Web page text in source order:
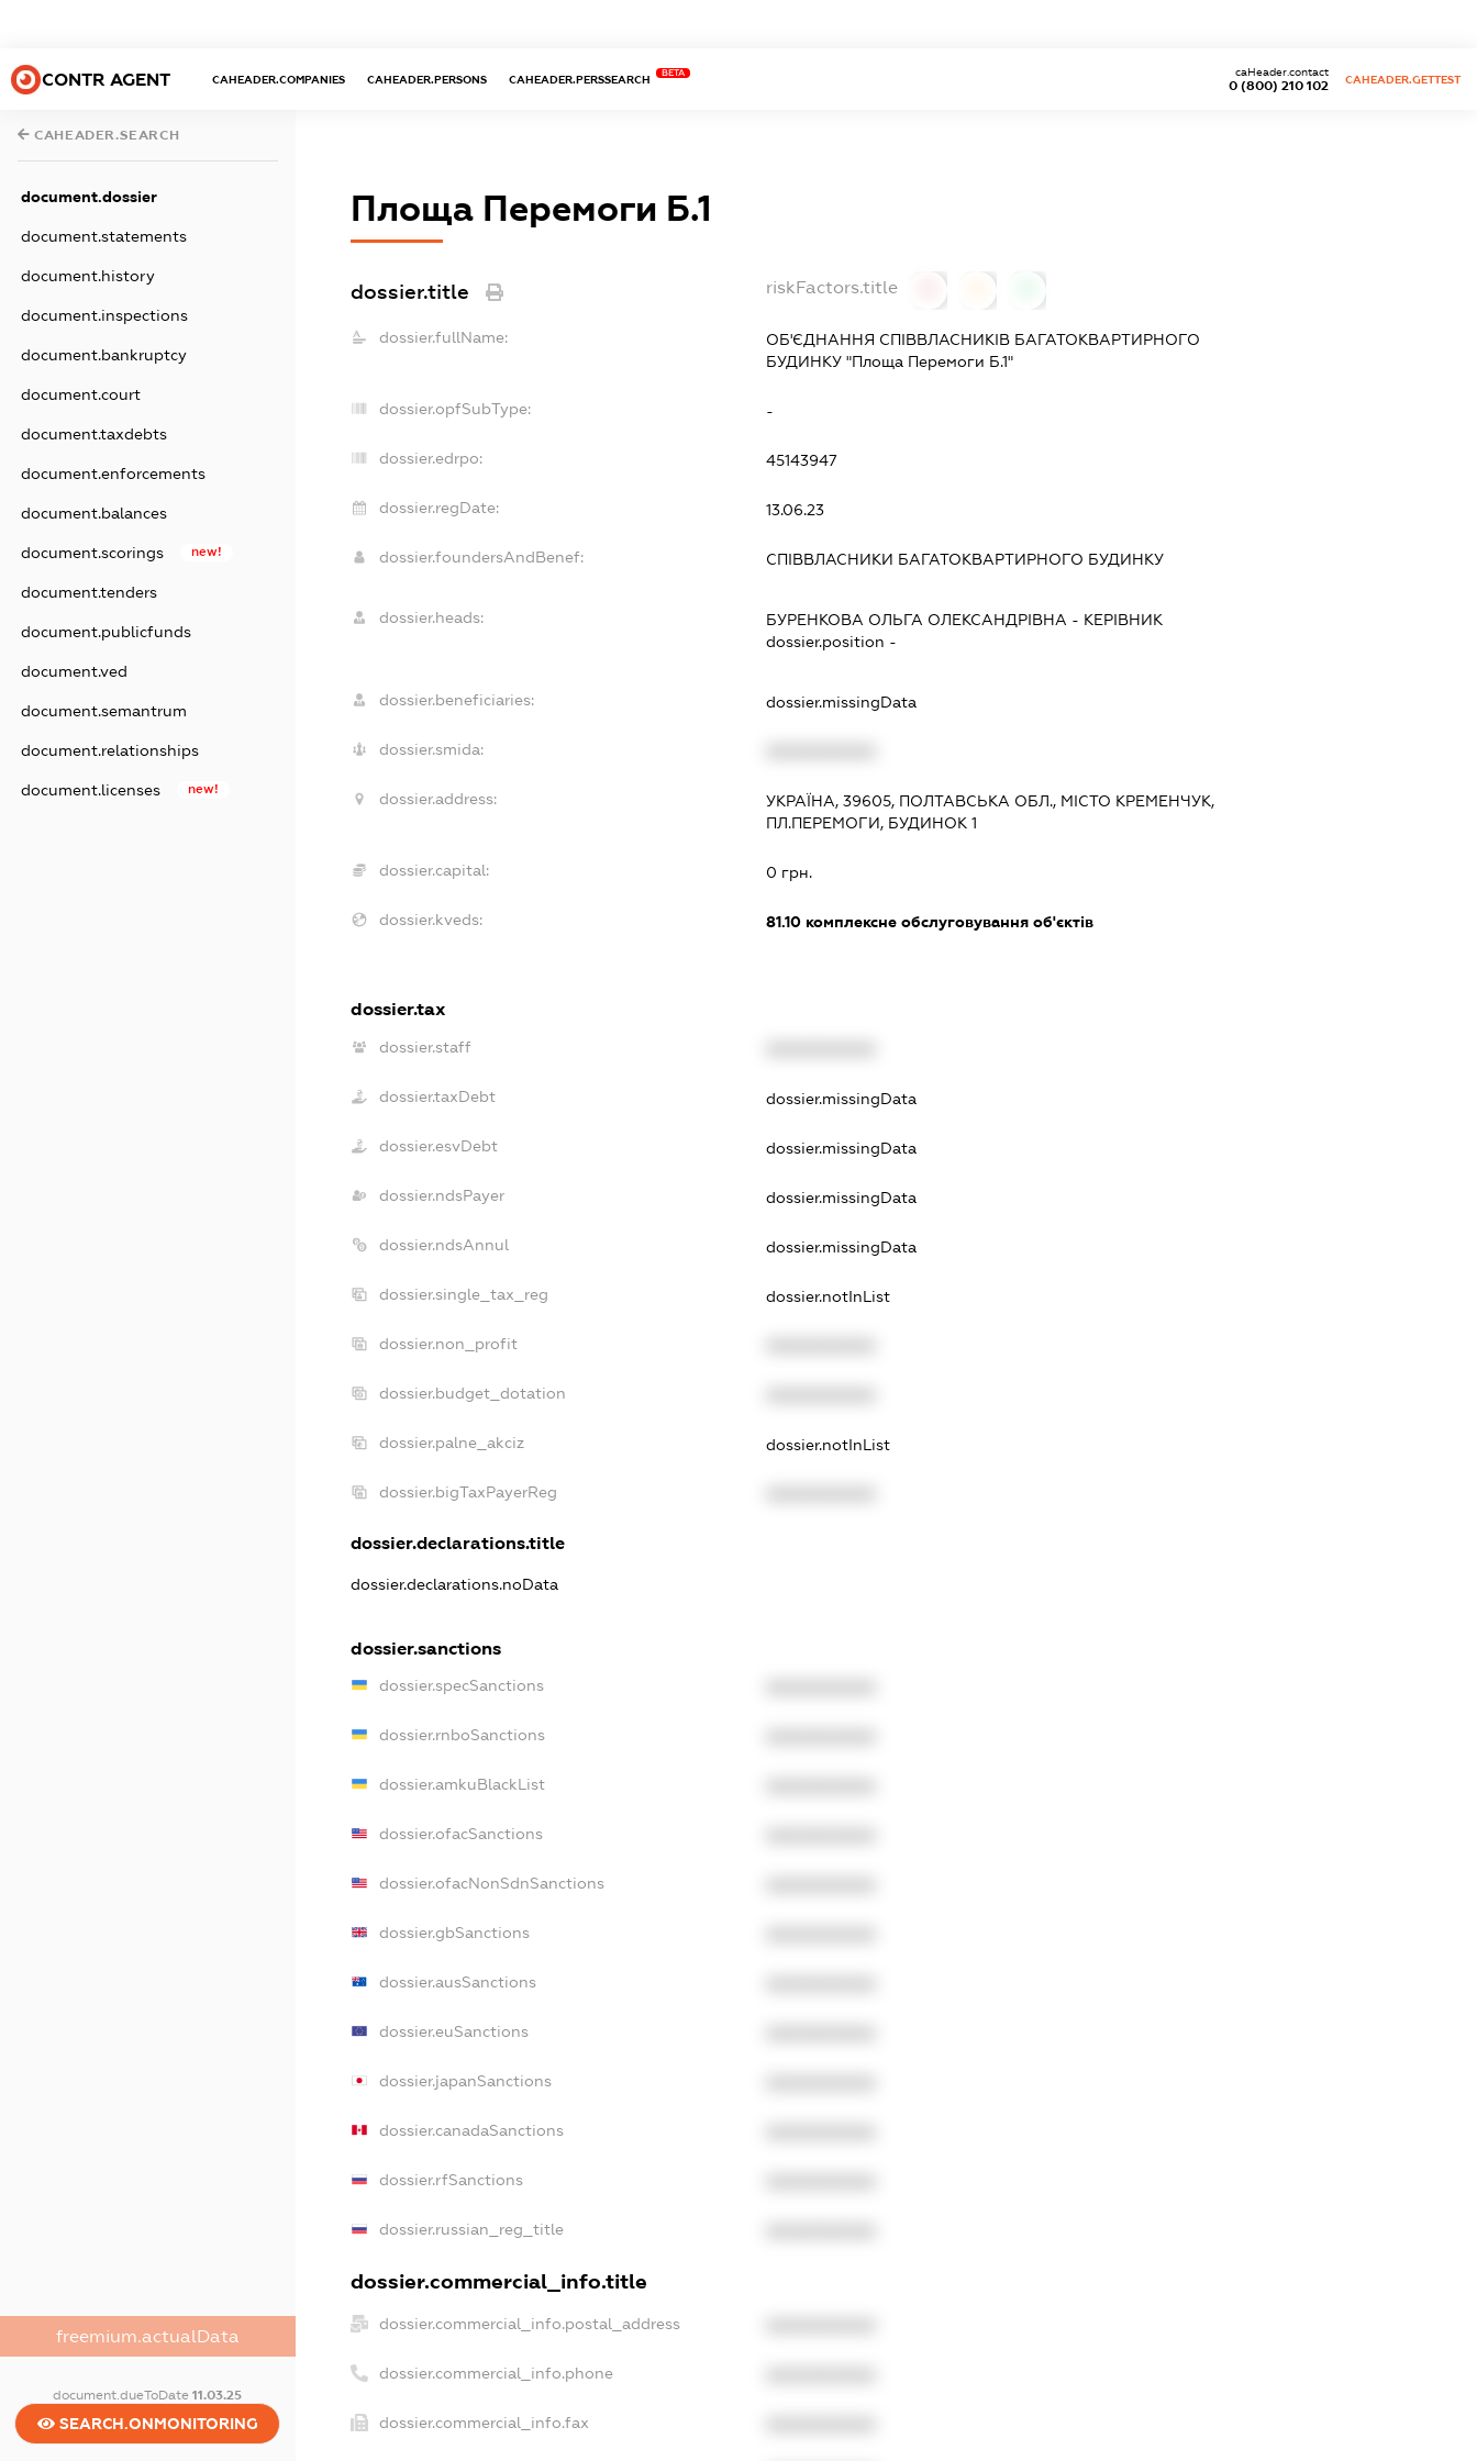
CONTR AGENT CAHEADER.COMPANIES CAHEADER.PERSONS CAHEADER.PERSSEARCH
BETA
0 (800) 210 102
caHeader.contact
CAHEADER.GETTEST
CAHEADER.SEARCH
document.dossier
document.statements
document.history
document.inspections
document.bankruptcy
document.court
document.taxdebts
document.enforcements
document.balances
document.scorings new!
document.tenders
document.publicfunds
document.ved
document.semantrum
document.relationships
document.licenses new!
freemium.actualData
document.dueToDate11.03.25
SEARCH.ONMONITORING
Площа Перемоги Б.1
dossier.title riskFactors.title
dossier.fullName:
ОБ'ЄДНАННЯ СПІВВЛАСНИКІВ БАГАТОКВАРТИРНОГО
БУДИНКУ "Площа Перемоги Б.1"
dossier.opfSubType: -
dossier.edrpo: 45143947
dossier.regDate: 13.06.23
dossier.foundersAndBenef: СПІВВЛАСНИКИ БАГАТОКВАРТИРНОГО БУДИНКУ
dossier.heads: БУРЕНКОВА ОЛЬГА ОЛЕКСАНДРІВНА - КЕРІВНИК
dossier.position -
dossier.beneficiaries: dossier.missingData
dossier.smida:
dossier.address:
УКРАЇНА, 39605, ПОЛТАВСЬКА ОБЛ., МІСТО КРЕМЕНЧУК,
ПЛ.ПЕРЕМОГИ, БУДИНОК 1
dossier.capital: 0 грн.
dossier.kveds: 81.10 комплексне обслуговування об'єктів
dossier.tax
dossier.staff
dossier.taxDebt dossier.missingData
dossier.esvDebt dossier.missingData
dossier.ndsPayer dossier.missingData
dossier.ndsAnnul dossier.missingData
dossier.single_tax_reg dossier.notInList
dossier.non_profit
dossier.budget_dotation
dossier.palne_akciz dossier.notInList
dossier.bigTaxPayerReg
dossier.declarations.title
dossier.declarations.noData
dossier.sanctions
dossier.specSanctions
dossier.rnboSanctions
dossier.amkuBlackList
dossier.ofacSanctions
dossier.ofacNonSdnSanctions
dossier.gbSanctions
dossier.ausSanctions
dossier.euSanctions
dossier.japanSanctions
dossier.canadaSanctions
dossier.rfSanctions
dossier.russian_reg_title
dossier.commercial_info.title
dossier.commercial_info.postal_address
dossier.commercial_info.phone
dossier.commercial_info.fax